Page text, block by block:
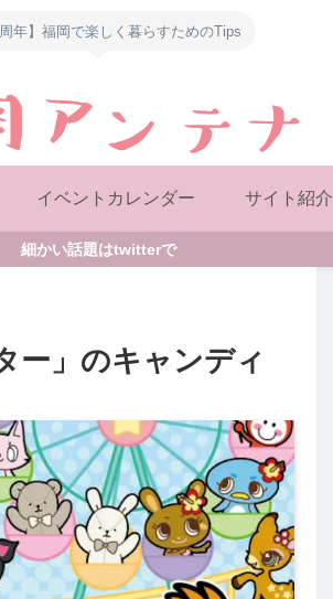
周年】福岡で楽しく暮らすためのTips
イベントカレンダー サイト紹介
細かい話題はtwitterで
ー」のキャンディ